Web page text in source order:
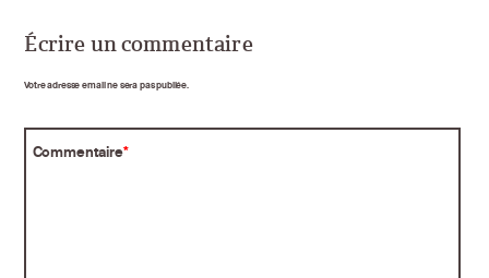
Écrire un commentaire
Votre adresse email ne sera pas publiée.
Commentaire*